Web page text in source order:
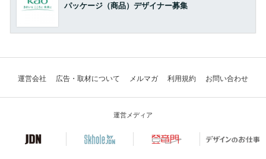
パッケージ（商品）デザイナー募集
運営会社 広告・取材について メルマガ 利用規約 お問い合わせ
運営メディア